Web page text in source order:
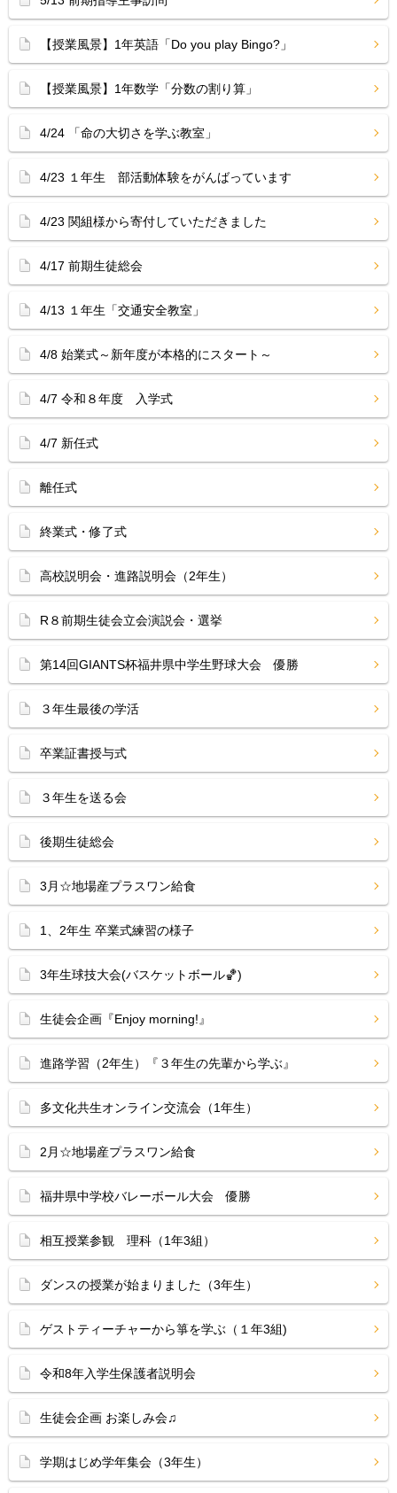
【授業風景】1年英語「Do you play Bingo?」
【授業風景】1年数学「分数の割り算」
4/24 「命の大切さを学ぶ教室」
4/23 １年生 部活動体験をがんばっています
4/23 関組様から寄付していただきました
4/17 前期生徒総会
4/13 １年生「交通安全教室」
4/8 始業式～新年度が本格的にスタート～
4/7 令和８年度 入学式
4/7 新任式
離任式
終業式・修了式
高校説明会・進路説明会（2年生）
R８前期生徒会立会演説会・選挙
第14回GIANTS杯福井県中学生野球大会 優勝
３年生最後の学活
卒業証書授与式
３年生を送る会
後期生徒総会
3月☆地場産プラスワン給食
1、2年生 卒業式練習の様子
3年生球技大会(バスケットボール🏀)
生徒会企画『Enjoy morning!』
進路学習（2年生）『３年生の先輩から学ぶ』
多文化共生オンライン交流会（1年生）
2月☆地場産プラスワン給食
福井県中学校バレーボール大会 優勝
相互授業参観 理科（1年3組）
ダンスの授業が始まりました（3年生）
ゲストティーチャーから箏を学ぶ（１年3組)
令和8年入学生保護者説明会
生徒会企画 お楽しみ会♫
学期はじめ学年集会（3年生）